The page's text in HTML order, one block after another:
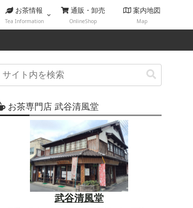
お茶情報
Tea Information
通販・卸売
OnlineShop
案内地図
Map
お茶専門店 武谷清風堂
武谷清風堂